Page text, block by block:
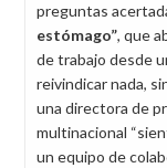
preguntas
estómago”, que
de trabajo desde
reivindicar nada,
una directora de
multinacional
un equipo de